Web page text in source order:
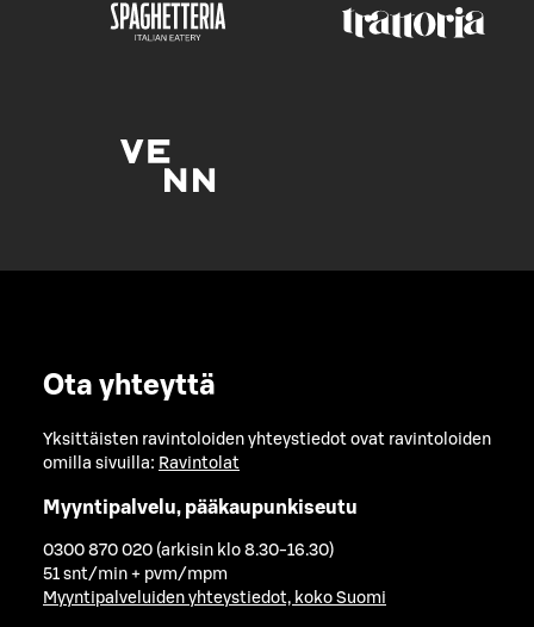
Ota yhteyttä
Yksittäisten ravintoloiden yhteystiedot ovat ravintoloiden
omilla sivuilla: Ravintolat
Myyntipalvelu, pääkaupunkiseutu
0300 870 020 (arkisin klo 8.30-16.30)
51 snt/min + pvm/mpm
Myyntipalveluiden yhteystiedot, koko Suomi